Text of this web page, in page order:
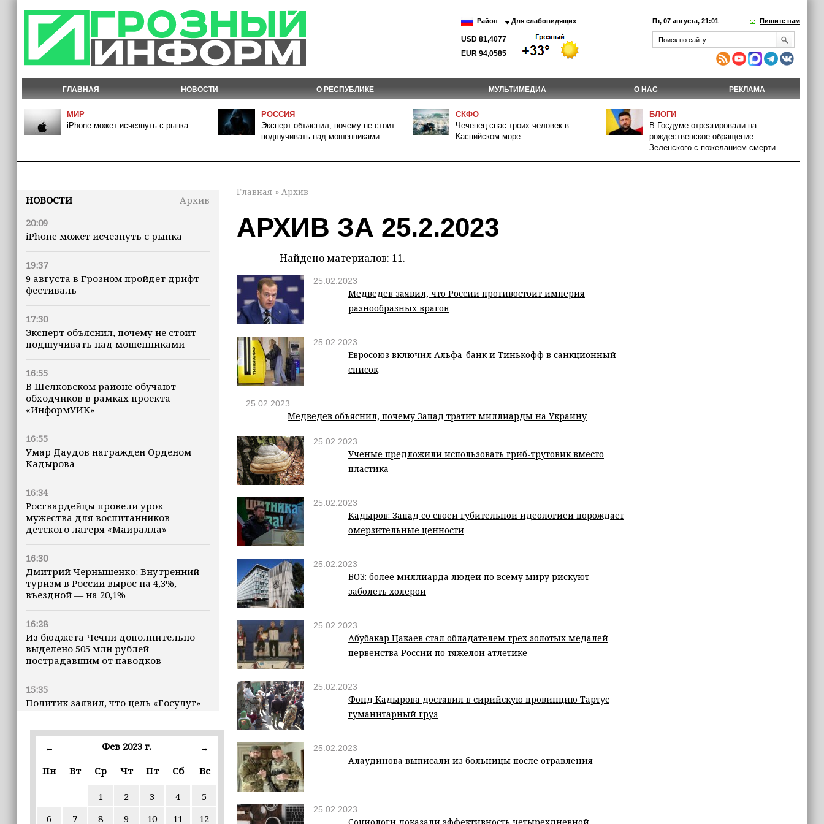
Район Для слабовидящих
USD 81,4077
EUR 94,0585
Пт, 07 августа, 21:01 Пишите нам
ГЛАВНАЯ НОВОСТИ О РЕСПУБЛИКЕ МУЛЬТИМЕДИА О НАС РЕКЛАМА
МИР
iPhone может исчезнуть с рынка
РОССИЯ
Эксперт объяснил, почему не стоит
подшучивать над мошенниками
СКФО
Чеченец спас троих человек в
Каспийском море
БЛОГИ
В Госдуме отреагировали на
рождественское обращение
Зеленского с пожеланием смерти
НОВОСТИ
Архив
20:09
iPhone может исчезнуть с рынка
19:37
9 августа в Грозном пройдет дрифт-
фестиваль
17:30
Эксперт объяснил, почему не стоит
подшучивать над мошенниками
16:55
В Шелковском районе обучают
обходчиков в рамках проекта
«ИнформУИК»
16:55
Умар Даудов награжден Орденом
Кадырова
16:34
Росгвардейцы провели урок
мужества для воспитанников
детского лагеря «Майралла»
16:30
Дмитрий Чернышенко: Внутренний
туризм в России вырос на 4,3%,
въездной — на 20,1%
16:28
Из бюджета Чечни дополнительно
выделено 505 млн рублей
пострадавшим от паводков
15:35
Политик заявил, что цель «Госулуг»
— стать большой
Избирательные участки Шатоя
готовы к приёму голосов
15:02
← Фев 2023 г.
→
Пн
Вт Ср Чт Пт Сб Вс
1 2 3 4
5
6
7 8 9 10 11 12
Главная » Архив
АРХИВ ЗА 25.2.2023
Найдено материалов: 11.
25.02.2023
Медведев заявил, что России противостоит империя
разнообразных врагов
25.02.2023
Евросоюз включил Альфа-банк и Тинькофф в санкционный
список
25.02.2023
Медведев объяснил, почему Запад тратит миллиарды на Украину
25.02.2023
Ученые предложили использовать гриб-трутовик вместо
пластика
25.02.2023
Кадыров: Запад со своей губительной идеологией порождает
омерзительные ценности
25.02.2023
ВОЗ: более миллиарда людей по всему миру рискуют
заболеть холерой
25.02.2023
Абубакар Цакаев стал обладателем трех золотых медалей
первенства России по тяжелой атлетике
25.02.2023
Фонд Кадырова доставил в сирийскую провинцию Тартус
гуманитарный груз
25.02.2023
Алаудинова выписали из больницы после отравления
25.02.2023